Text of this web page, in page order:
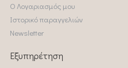
Ο Λογαριασμός μου
Ιστορικό παραγγελιών
Newsletter
Εξυπηρέτηση